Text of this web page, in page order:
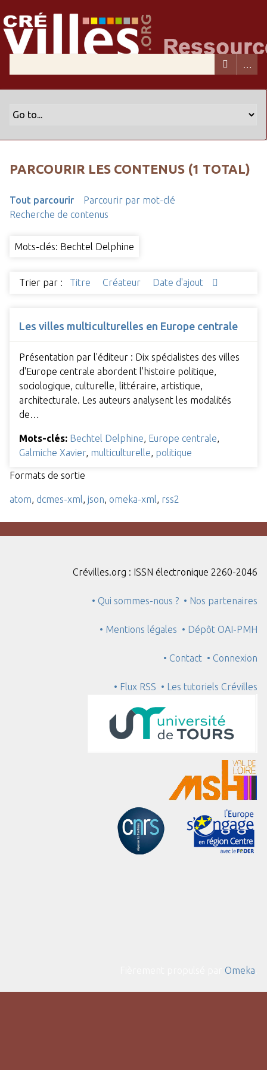
PARCOURIR LES CONTENUS (1 TOTAL)
Tout parcourir
Parcourir par mot-clé
Recherche de contenus
Mots-clés: Bechtel Delphine
Trier par : Titre Créateur Date d'ajout
Les villes multiculturelles en Europe centrale
Présentation par l'éditeur : Dix spécialistes des villes
d'Europe centrale abordent l'histoire politique,
sociologique, culturelle, littéraire, artistique,
architecturale. Les auteurs analysent les modalités
de…
Mots-clés: Bechtel Delphine Europe centrale
Galmiche Xavier, multiculturelle politique
Formats de sortie
atom dcmes-xml json omeka-xml rss2
Crévilles.org : ISSN électronique 2260-2046
• Qui sommes-nous ? • Nos partenaires
• Mentions légales • Dépôt OAI-PMH
• Contact • Connexion
• Flux RSS • Les tutoriels Crévilles
Omeka